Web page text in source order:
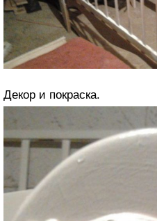
Декор и покраска.